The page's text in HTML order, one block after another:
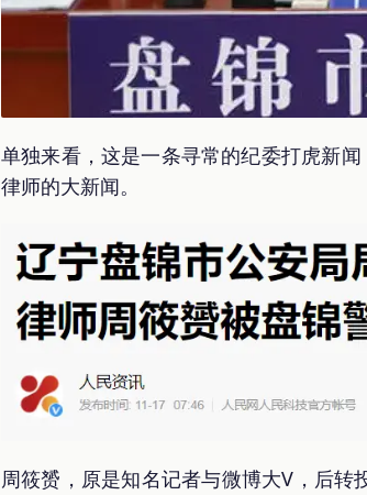
单独来看，这是一条寻常的纪委打虎新
律师的大新闻。
周筱赟，原是知名记者与微博大V，后